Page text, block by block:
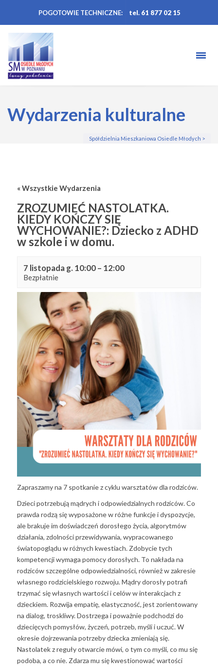
POGOTOWIE TECHNICZNE: tel. 61 877 02 15
Wydarzenia kulturalne
Spółdzielnia Mieszkaniowa Osiedle Młodych >
« Wszystkie Wydarzenia
ZROZUMIEĆ NASTOLATKA.
KIEDY KOŃCZY SIĘ
WYCHOWANIE?: Dziecko z ADHD
w szkole i w domu.
7 listopada g. 10:00– 12:00
Bezpłatnie
Zapraszamy na 7 spotkanie z cyklu warsztatów dla rodziców.
Dzieci potrzebują mądrych i odpowiedzialnych rodziców. Co
prawda rodzą się wyposażone w różne funkcje i dyspozycje,
ale brakuje im doświadczeń dorosłego życia, algorytmów
działania, zdolności przewidywania, wypracowanego
światopoglądu w różnych kwestiach. Zdobycie tych
kompetencji wymaga pomocy dorosłych. To nakłada na
rodziców szczególne odpowiedzialności, również w zakresie
własnego rodzicielskiego rozwoju. Mądry dorosły potrafi
trzymać się własnych wartości i celów w interakcjach z
dzieckiem. Rozwija empatię, elastyczność, jest zorientowany
na dialog, troskliwy. Dostrzega i poważnie podchodzi do
dziecięcych pomysłów, życzeń, potrzeb, myśli i uczuć. W
okresie dojrzewania potrzeby dziecka zmieniają się.
Nastolatek z reguły otwarcie mówi, o tym co myśli, co mu się
podoba, a co nie. Zdarza mu się kwestionować wartości